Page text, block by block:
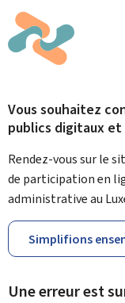
Vous souhaitez
publics digitaux
Rendez-vous sur le
de participation en
administrative au
Simplifions
Une erreur est